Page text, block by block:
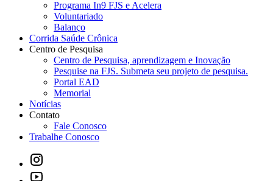
Programa In9 FJS e Acelera
Voluntariado
Balanço
Corrida Saúde Crônica
Centro de Pesquisa
Centro de Pesquisa, aprendizagem e Inovação
Pesquise na FJS. Submeta seu projeto de pesquisa.
Portal EAD
Memorial
Notícias
Contato
Fale Conosco
Trabalhe Conosco